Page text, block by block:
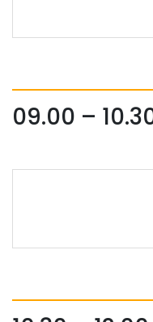
09.00 –